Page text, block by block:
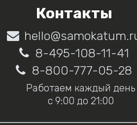
Контакты
8-495-108-11-41
8-800-777-05-28
Работаем каждый день
с 9:00 до 21:00